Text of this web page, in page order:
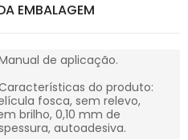
EMBALAGEM
de aplicação.
do produto:
fosca, sem relevo,
brilho, 0,10 mm de
autoadesiva.